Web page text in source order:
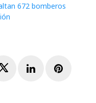
672 bomberos
TwitterLinkedIn